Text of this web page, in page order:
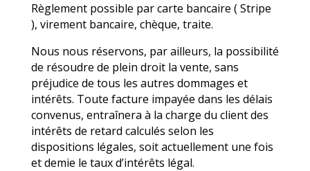
Règlement possible par carte bancaire ( Stripe
), virement bancaire, chèque, traite.
Nous nous réservons, par ailleurs, la possibilité
de résoudre de plein droit la vente, sans
préjudice de tous les autres dommages et
intérêts. Toute facture impayée dans les délais
convenus, entraînera à la charge du client des
intérêts de retard calculés selon les
dispositions légales, soit actuellement une fois
et demie le taux d’intérêts légal.